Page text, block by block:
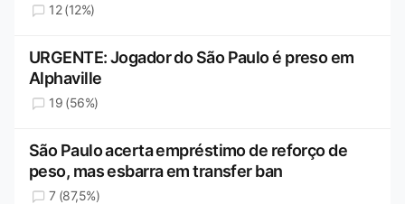
12 (12%)
URGENTE: Jogador do São Paulo é preso em
Alphaville
19 (56%)
São Paulo acerta empréstimo de reforço de
peso, mas esbarra em transfer ban
7 (87,5%)